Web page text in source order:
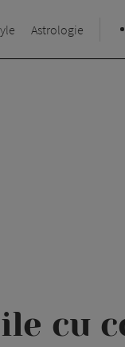
Astrologie
cu